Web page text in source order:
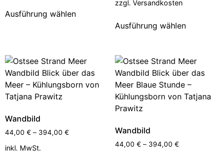
Ausführung wählen
zzgl. Versandkosten
Ausführung wählen
Wandbild
44,00 € – 394,00 €
inkl. MwSt.
Wandbild
44,00 € – 394,00 €